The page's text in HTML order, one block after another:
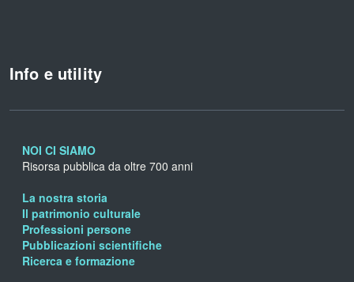
Info e utility
NOI CI SIAMO
Risorsa pubblica da oltre 700 anni
La nostra storia
Il patrimonio culturale
Professioni persone
Pubblicazioni scientifiche
Ricerca e formazione